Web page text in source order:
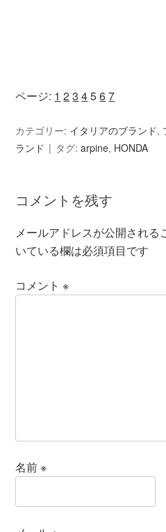
ページ: 1 23 4567
カテゴリー: イタリアのブランド,
ランド
タグ:arpine, HONDA
コメントを残す
メールアドレスが公開される
いている欄は必須項目です
コメント※
名前※